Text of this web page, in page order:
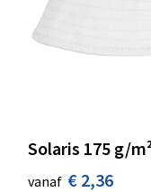
Solaris 175 g/
vanaf € 2,36